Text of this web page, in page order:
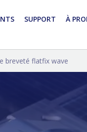
SUPPORT
À
breveté flatfix wave